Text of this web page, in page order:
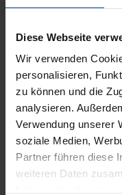
Diese Webseite
Wir verwenden
personalisieren,
zu können und die
analysieren.
Verwendung unserer
soziale Medien,
Partner führen diese
weiteren Daten
Description
Vertreter
diskutieren, über
heutiger
Willensfreiheit oder
Hauptthema dieses
wirklich durch